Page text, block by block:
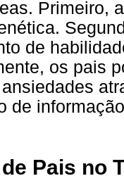
Primeiro,
de
os pais
de
Pais no